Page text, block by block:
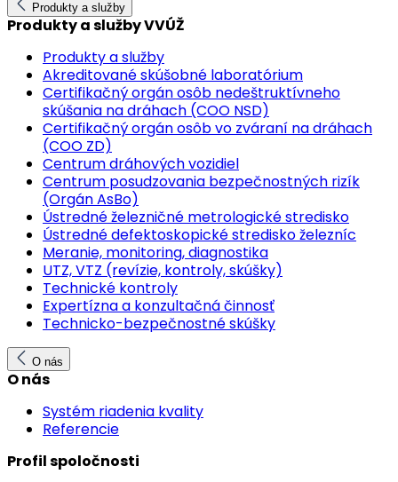
Produkty a služby
Produkty a služby VVÚŽ
Produkty a služby
Akreditované skúšobné laboratórium
Certifikačný orgán osôb nedeštruktívneho
skúšania na dráhach (COO NSD)
Certifikačný orgán osôb vo zváraní na dráhach
(COO ZD)
Centrum dráhových vozidiel
Centrum posudzovania bezpečnostných rizík
(Orgán AsBo)
Ústredné železničné metrologické stredisko
Ústredné defektoskopické stredisko železníc
Meranie, monitoring, diagnostika
UTZ, VTZ (revízie, kontroly, skúšky)
Technické kontroly
Expertízna a konzultačná činnosť
Technicko-bezpečnostné skúšky
O nás
O nás
Systém riadenia kvality
Referencie
Profil spoločnosti